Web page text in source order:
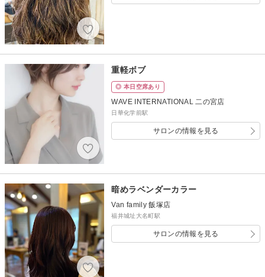
重軽ボブ
◎ 本日空席あり
WAVE INTERNATIONAL 二の宮店
日華化学前駅
サロンの情報を見る
暗めラベンダーカラー
Van family 飯塚店
福井城址大名町駅
サロンの情報を見る